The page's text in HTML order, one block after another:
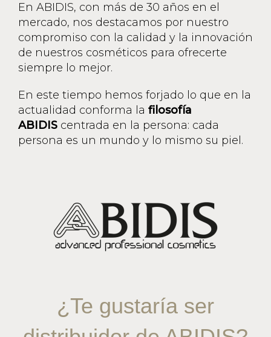
En ABIDIS, con más de 30 años en el
mercado, nos destacamos por nuestro
compromiso con la calidad y la innovación
de nuestros cosméticos para ofrecerte
siempre lo mejor.
En este tiempo hemos forjado lo que en la
actualidad conforma la filosofía
ABIDIS centrada en la persona: cada
persona es un mundo y lo mismo su piel.
¿Te gustaría ser